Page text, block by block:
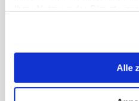
Alle
waar paarden er
aan kunnen